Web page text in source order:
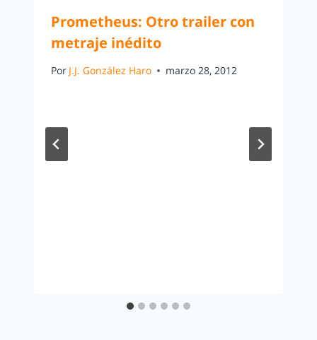
Prometheus: Otro trailer con
metraje inédito
Por J.J. González Haro marzo 28, 2012